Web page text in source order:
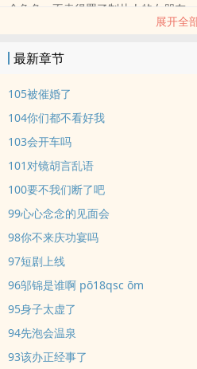
个角色，不幸得罪了制片人的女朋友
觉醒来，却发现自己躺在一陌生床上
是阴差阳错，还是别有他谋？她决定
没有功劳也有苦劳吧，我看你也不排
解？”陶知南 x 段步周小怂包女明星和
展开全
最新章节
105被催婚了
104你们都不看好我
103会开车吗
101对镜胡言乱语
100要不我们断了吧
99心心念念的见面会
98你不来庆功宴吗
97短剧上线
96邬锦是谁啊 pō18qsc ōm
95身子太虚了
94先泡会温泉
93该办正经事了